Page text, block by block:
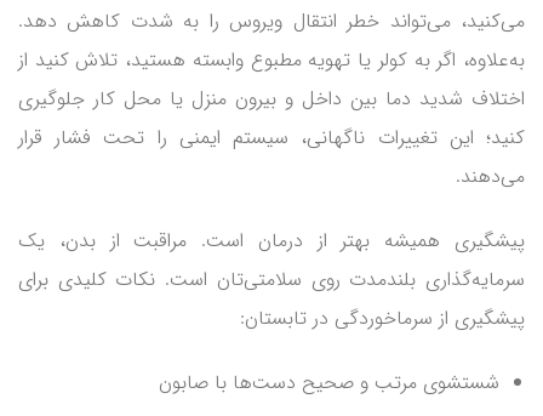
می‌کنید، می‌تواند خطر انتقال ویروس را به شدت کاهش دهد.
به‌علاوه، اگر به کولر یا تهویه مطبوع وابسته هستید، تلاش کنید از
اختلاف شدید دما بین داخل و بیرون منزل یا محل کار جلوگیری
کنید؛ این تغییرات ناگهانی، سیستم ایمنی را تحت فشار قرار
می‌دهند.
پیشگیری همیشه بهتر از درمان است. مراقبت از بدن، یک
سرمایه‌گذاری بلندمدت روی سلامتی‌تان است. نکات کلیدی برای
پیشگیری از سرماخوردگی در تابستان:
شستشوی مرتب و صحیح دست‌ها با صابون